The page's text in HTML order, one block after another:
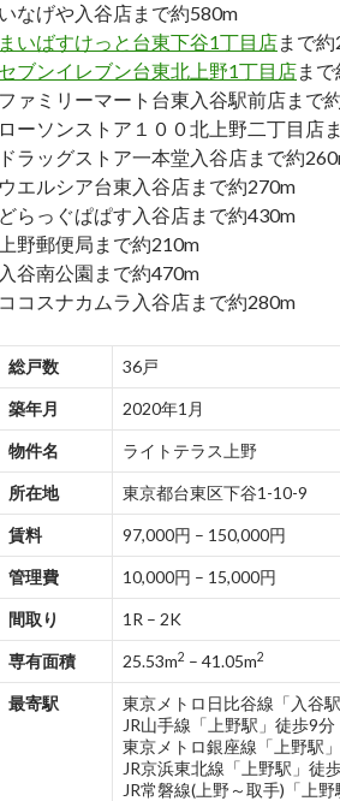
いなげや入谷店まで約580m
まいばすけっと台東下谷1丁目店まで
セブンイレブン台東北上野1丁目店ま
ファミリーマート台東入谷駅前店まで
ローソンストア１００北上野二丁目店
ドラッグストア一本堂入谷店まで約
ウエルシア台東入谷店まで約270m
どらっぐぱぱす入谷店まで約430m
上野郵便局まで約210m
入谷南公園まで約470m
ココスナカムラ入谷店まで約280m
総戸数 36戸
築年月 2020年1月
物件名 ライトテラス上野
所在地 東京都台東区下谷1-10-9
賃料 97,000円 – 150,000円
管理費 10,000円 – 15,000円
間取り 1R – 2K
専有面積 25.53m2 – 41.05m2
最寄駅
東京メトロ日比谷線「入谷
JR山手線「上野駅」徒歩9分
東京メトロ銀座線「上野駅
JR京浜東北線「上野駅」徒
JR常磐線(上野～取手)「上